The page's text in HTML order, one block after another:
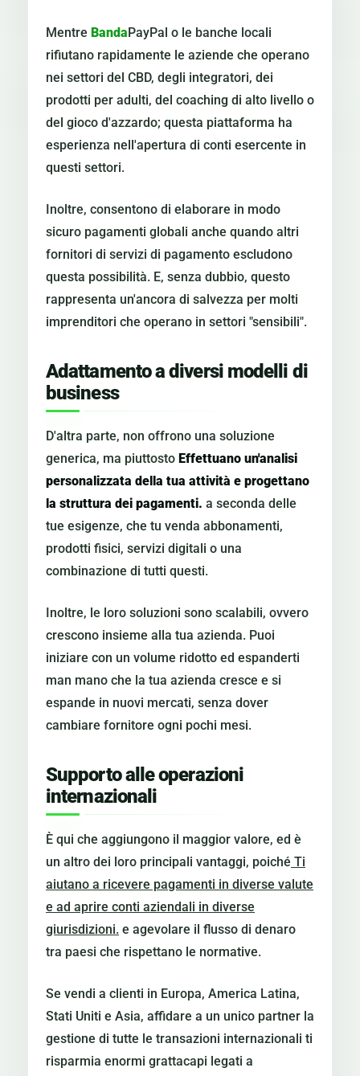
Mentre Banda PayPal o le banche locali
rifiutano rapidamente le aziende che operano
nei settori del CBD, degli integratori, dei
prodotti per adulti, del coaching di alto livello o
del gioco d'azzardo; questa piattaforma ha
esperienza nell'apertura di conti esercente in
questi settori.
Inoltre, consentono di elaborare in modo
sicuro pagamenti globali anche quando altri
fornitori di servizi di pagamento escludono
questa possibilità. E, senza dubbio, questo
rappresenta un'ancora di salvezza per molti
imprenditori che operano in settori "sensibili".
Adattamento a diversi modelli di
business
D'altra parte, non offrono una soluzione
generica, ma piuttosto Effettuano un'analisi
personalizzata della tua attività e progettano
la struttura dei pagamenti. a seconda delle
tue esigenze, che tu venda abbonamenti,
prodotti fisici, servizi digitali o una
combinazione di tutti questi.
Inoltre, le loro soluzioni sono scalabili, ovvero
crescono insieme alla tua azienda. Puoi
iniziare con un volume ridotto ed espanderti
man mano che la tua azienda cresce e si
espande in nuovi mercati, senza dover
cambiare fornitore ogni pochi mesi.
Supporto alle operazioni
internazionali
È qui che aggiungono il maggior valore, ed è
un altro dei loro principali vantaggi, poiché Ti
aiutano a ricevere pagamenti in diverse valute
e ad aprire conti aziendali in diverse
giurisdizioni. e agevolare il flusso di denaro
tra paesi che rispettano le normative.
Se vendi a clienti in Europa, America Latina,
Stati Uniti e Asia, affidare a un unico partner la
gestione di tutte le transazioni internazionali ti
risparmia enormi grattacapi legati a